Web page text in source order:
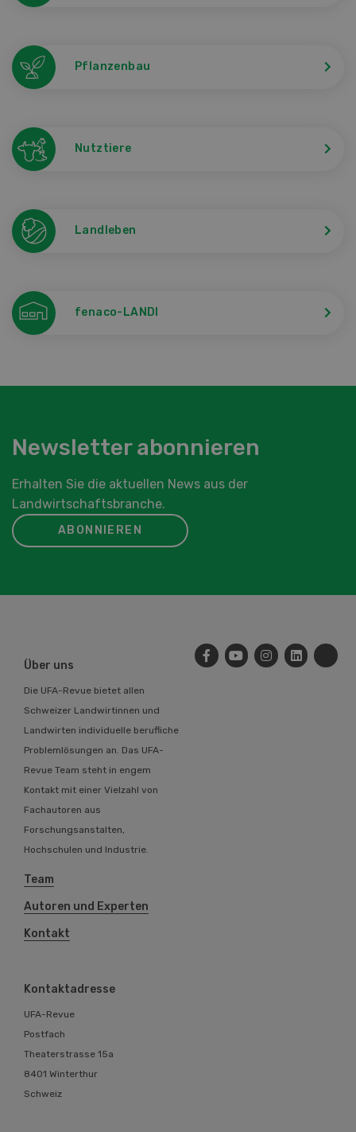
Pflanzenbau
Nutztiere
Landleben
fenaco-LANDI
Newsletter abonnieren
Erhalten Sie die aktuellen News aus der
Landwirtschaftsbranche.
ABONNIEREN
Über uns
Die UFA-Revue bietet allen
Schweizer Landwirtinnen und
Landwirten individuelle berufliche
Problemlösungen an. Das UFA-
Revue Team steht in engem
Kontakt mit einer Vielzahl von
Fachautoren aus
Forschungsanstalten,
Hochschulen und Industrie.
Team
Autoren und Experten
Kontakt
Kontaktadresse
UFA-Revue
Postfach
Theaterstrasse 15a
8401 Winterthur
Schweiz